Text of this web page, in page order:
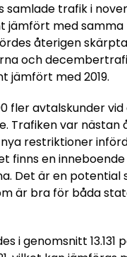
samlade trafik i
jämfört med samma
återigen
och
jämfört med 2019.
fler avtalskunder
Trafiken var nästan
restriktioner
finns en
Det är en potential
är bra för båda
i genomsnitt 13.131